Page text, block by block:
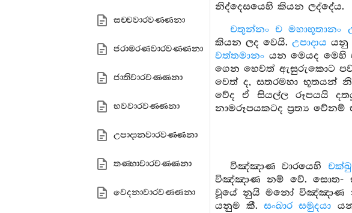
සච‍්චවාරවණ‍්ණනා
ජරාමරණවාරවණ‍්ණනා
ජාතිවාරවණ‍්ණනා
භවවාරවණ‍්ණනා
උපාදානවාරවණ‍්ණනා
තණ‍්හාවාරවණ‍්ණනා
වෙදනාවාරවණ‍්ණනා
නිද්දෙසයෙහි කියන ලද්දේය.
චතුන්නං ච මහාභූතානං
කියන ලද වෙයි. උපාදාය යනු
වත්තමානං යන මෙයද මෙහි
ගෙන හෙවත් ඇසුරුකොට
වෙත් ද, සතරමහා භූතයන්
වේද ඒ සියල්ල රූපයයි
නාමරූපයකටද ප්‍රත්‍ය
විඤ්ඤාණ වාරයෙහි
විඤ්ඤාණ නම් වේ. සොත-
වූයේ නුයි මනෝ විඤ්ඤාණ
යනුම කී.සංඛාර සමුදයා